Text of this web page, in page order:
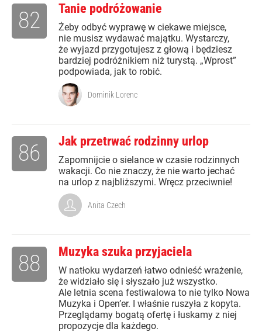
Tanie podróżowanie
Żeby odbyć wyprawę w ciekawe miejsce,
nie musisz wydawać majątku. Wystarczy,
że wyjazd przygotujesz z głową i będziesz
bardziej podróżnikiem niż turystą. „Wprost”
podpowiada, jak to robić.
82
Dominik Lorenc
Jak przetrwać rodzinny urlop
Zapomnijcie o sielance w czasie rodzinnych
wakacji. Co nie znaczy, że nie warto jechać
na urlop z najbliższymi. Wręcz przeciwnie!
86
Anita Czech
Muzyka szuka przyjaciela
W natłoku wydarzeń łatwo odnieść wrażenie,
że widziało się i słyszało już wszystko.
Ale letnia scena festiwalowa to nie tylko Nowa
Muzyka i Open’er. I właśnie ruszyła z kopyta.
Przeglądamy bogatą ofertę i łuskamy z niej
propozycje dla każdego.
88